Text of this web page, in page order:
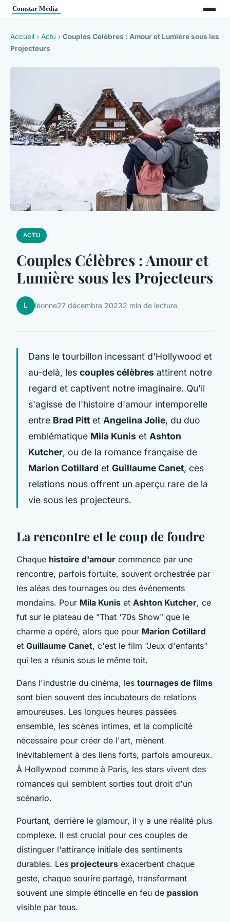
Accueil › Actu › Couples Célèbres : Amour et Lumière sous les
Projecteurs
ACTU
Couples Célèbres : Amour et
Lumière sous les Projecteurs
L léonne27 décembre 20232 min de lecture
Dans le tourbillon incessant d'Hollywood et
au-delà, les couples célèbres attirent notre
regard et captivent notre imaginaire. Qu'il
s'agisse de l'histoire d'amour intemporelle
entre Brad Pitt et Angelina Jolie, du duo
emblématique Mila Kunis et Ashton
Kutcher, ou de la romance française de
Marion Cotillard et Guillaume Canet, ces
relations nous offrent un aperçu rare de la
vie sous les projecteurs.
La rencontre et le coup de foudre
Chaque histoire d'amour commence par une
rencontre, parfois fortuite, souvent orchestrée par
les aléas des tournages ou des événements
mondains. Pour Mila Kunis et Ashton Kutcher, ce
fut sur le plateau de "That '70s Show" que le
charme a opéré, alors que pour Marion Cotillard
et Guillaume Canet, c'est le film "Jeux d'enfants"
qui les a réunis sous le même toit.
Dans l'industrie du cinéma, les tournages de films
sont bien souvent des incubateurs de relations
amoureuses. Les longues heures passées
ensemble, les scènes intimes, et la complicité
nécessaire pour créer de l'art, mènent
inévitablement à des liens forts, parfois amoureux.
À Hollywood comme à Paris, les stars vivent des
romances qui semblent sorties tout droit d'un
scénario.
Pourtant, derrière le glamour, il y a une réalité plus
complexe. Il est crucial pour ces couples de
distinguer l'attirance initiale des sentiments
durables. Les projecteurs exacerbent chaque
geste, chaque sourire partagé, transformant
souvent une simple étincelle en feu de passion
visible par tous.